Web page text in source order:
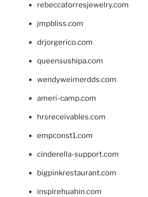
rebeccatorresjewelry.com
jmpbliss.com
drjorgerico.com
queensushipa.com
wendyweimerdds.com
ameri-camp.com
hrsreceivables.com
empconst1.com
cinderella-support.com
bigpinkrestaurant.com
inspirehuahin.com